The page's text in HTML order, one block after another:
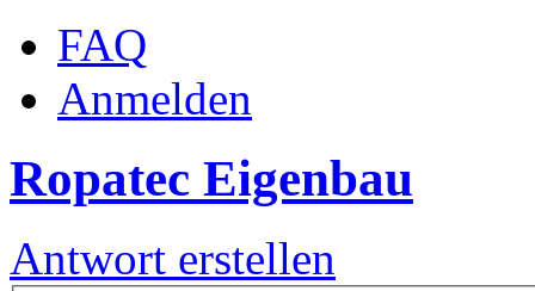
FAQ
Anmelden
Ropatec Eigenbau
Antwort erstellen